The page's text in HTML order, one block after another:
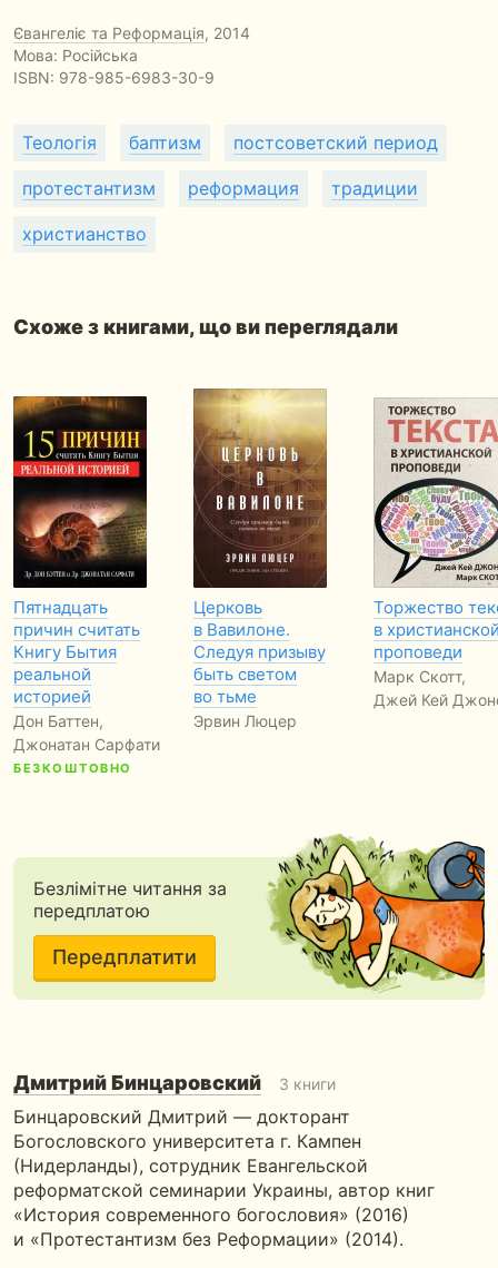
Євангеліє та Реформація, 2014
Мова: Російська
ISBN: 978-985-6983-30-9
Теологія баптизм постсоветский период
протестантизм реформация традиции
христианство
Схоже з книгами, що ви переглядали
Пятнадцать
причин считать
Книгу Бытия
реальной
историей
Дон Баттен,
Джонатан Сарфати
БЕЗКОШТОВНО
Церковь
в Вавилоне.
Следуя призыву
быть светом
во тьме
Эрвин Люцер
Торжество
в
проповеди
Марк Скотт,
Джей Кей
Безлімітне читання за
передплатою
Передплатити
Дмитрий Бинцаровский 3 книги
Бинцаровский Дмитрий — докторант
Богословского университета г. Кампен
(Нидерланды), сотрудник Евангельской
реформатской семинарии Украины, автор книг
«История современного богословия» (2016)
и «Протестантизм без Реформации» (2014).